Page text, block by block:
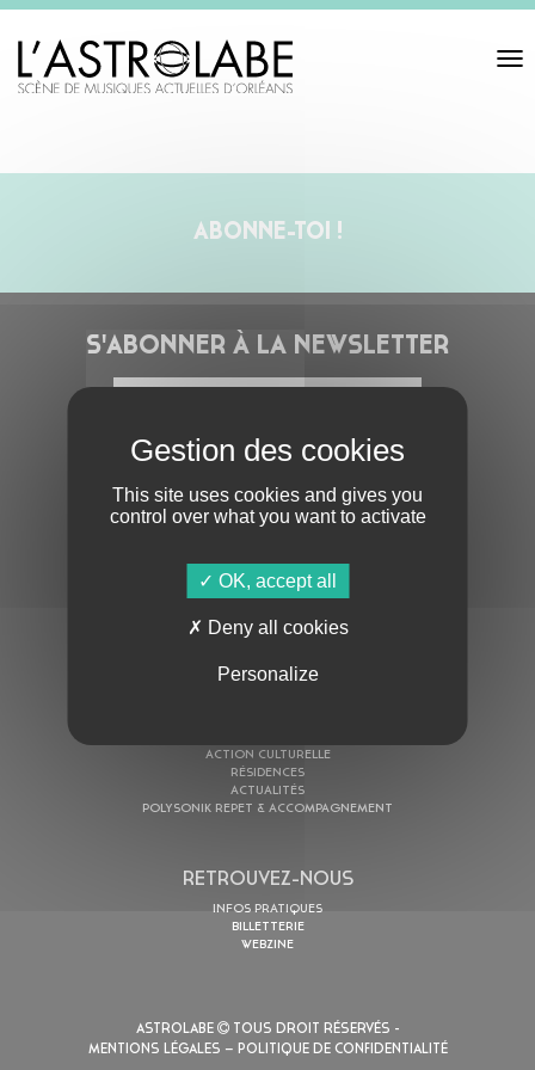
Toggle
ABONNE-TOI !
S'ABONNER À LA NEWSLETTER
En cochant cette case, j’accepte laPolitique de confidentialitéde ce site
AGENDA
ACTION CULTURELLE
RÉSIDENCES
ACTUALITÉS
POLYSONIK REPET & ACCOMPAGNEMENT
RETROUVEZ-NOUS
INFOS PRATIQUES
BILLETTERIE
WEBZINE
ASTROLABE
TOUS DROIT RÉSERVÉS -
MENTIONS LÉGALES – POLITIQUE DE CONFIDENTIALITÉ
This site uses cookies and gives you
control over what you want to activate
OK, accept all
Deny all cookies
Personalize